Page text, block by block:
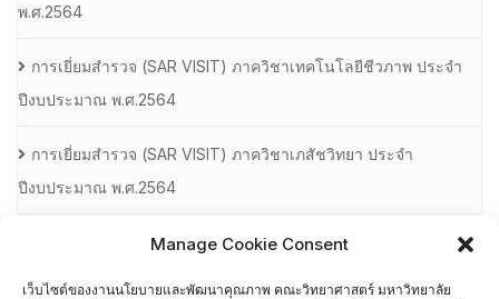
Manage Cookie Consent
เว็บไซต์ของงานนโยบายและพัฒนาคุณภาพ คณะวิทยาศาสตร์ มหาวิทยาลัย
พ.ศ.2564
การเยี่ยมสํารวจ (SAR VISIT) ภาควิชาเทคโนโลยีชีวภาพ ประจํา
ปีงบประมาณ พ.ศ.2564
การเยี่ยมสํารวจ (SAR VISIT) ภาควิชาเภสัชวิทยา ประจํา
ปีงบประมาณ พ.ศ.2564
การเยี่ยมสํารวจ (SAR VISIT) ศูนย์วิจัยเทคโนโลยียาง ประจํา